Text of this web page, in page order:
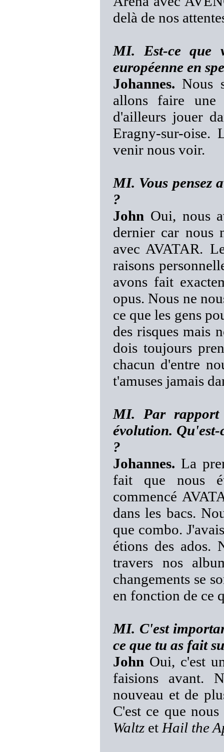
delà de nos
MI. Est-ce que
européenne en
Johannes. Nous
allons faire une
d'ailleurs jouer
Eragny-sur-oise.
venir nous voir.
MI. Vous pensez
?
John Oui, nous
dernier car nous
avec AVATAR.
raisons
avons fait
opus. Nous ne
ce que les gens
des risques mais
dois toujours
chacun d'entre
t'amuses jamais
MI. Par
évolution. Qu'est-
?
Johannes. La
fait que nous
commencé
dans les bacs.
que combo.
étions des ados.
travers nos
changements se
en fonction de ce
MI. C'est
ce que tu as fait
John Oui, c'est
faisions avant.
nouveau et de
C'est ce que
Waltz et Hail the